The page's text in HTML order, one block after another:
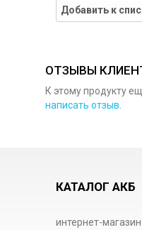
Добавить к
ОТЗЫВЫ
К этому продукту
написать отзыв.
КАТАЛОГ АКБ
интернет-